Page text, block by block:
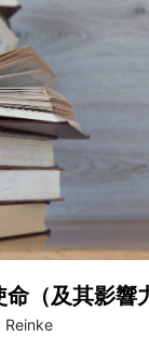
（及其影響
Reinke